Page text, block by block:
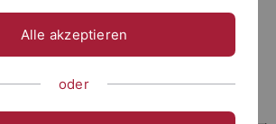
Hidetoshi Katori
im Rahmen der
an der Universität
Alle akzeptieren
oder